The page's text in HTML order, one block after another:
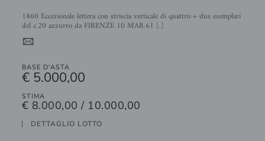
1860 Eccezionale lettera con striscia verticale di quattro + due esemplari
del c.20 azzurro da FIRENZE 10 MAR.61 [..]
4
BASE D'ASTA
€ 5.000,00
STIMA
€ 8.000,00 / 10.000,00
DETTAGLIO LOTTO